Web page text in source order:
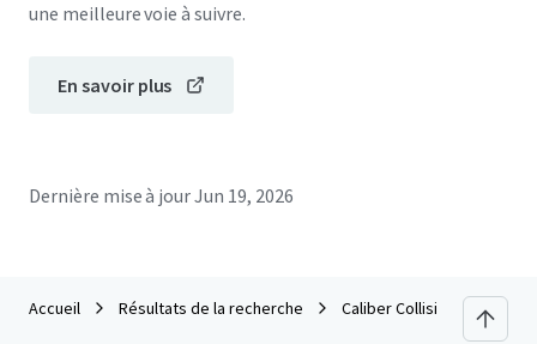
une meilleure voie à suivre.
En savoir plus
Dernière mise à jourJun 19, 2026
Accueil Résultats de la recherche Caliber Collision - Odessa,